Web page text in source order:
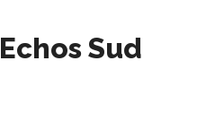
Echos Sud